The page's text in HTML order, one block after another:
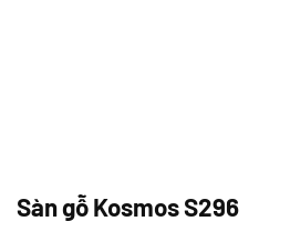
Sàn gỗ Kosmos S296